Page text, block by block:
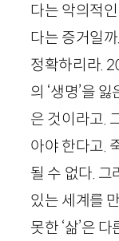
다는 악의적
다는 증거일
정확하리라.
의 ‘생명’을
은 것이라고.
아야 한다고.
될 수 없다. 그
있는 세계를
못한 ‘삶’은